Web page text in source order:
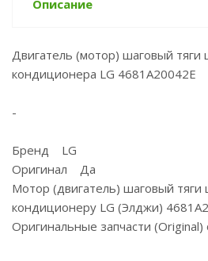
Описание
Двигатель (мотор) шаговый тяги
кондиционера LG 4681A20042E
-
Бренд LG
Оригинал Да
Мотор (двигатель) шаговый тяги
кондиционеру LG (Элджи)
Оригинальные запчасти (Original)